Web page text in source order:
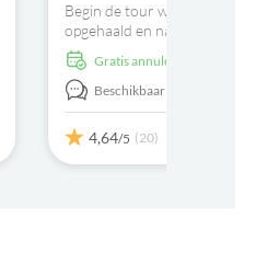
Begin de tour wanneer u bij uw
opgehaald en naar de Shimoni-
gebracht. Hier gaat u aan boord
Pilipipa-dhow en kunt u
snorkelavontuur.
Gratis annuleren
Beschikbaar in:
4,64/5 (20)